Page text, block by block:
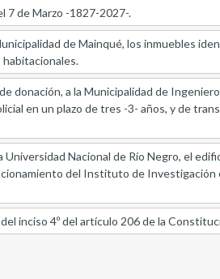
7 de Marzo -1827-2027-.
de Mainqué, los inmuebles
habitacionales.
donación, a la Municipalidad de
en un plazo de tres -3- años, y de
Nacional de Río Negro, el
del Instituto de Investigación
inciso 4º del artículo 206 de la